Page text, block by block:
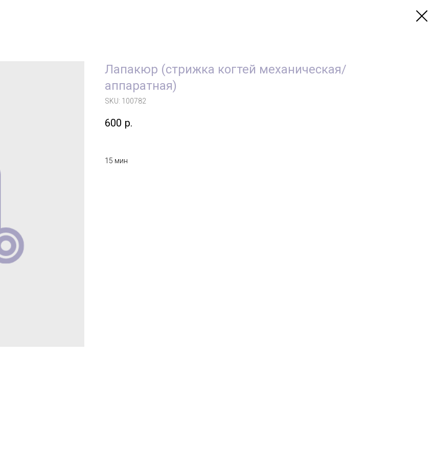
Лапакюр (стрижка когтей механическая/
аппаратная)
SKU: 100782
600 р.
15 мин